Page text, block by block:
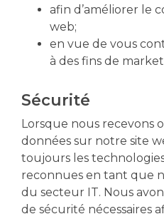
afin d’améliorer le
web;
en vue de vous
à des fins de
Sécurité
Lorsque nous recevons
données sur notre site
toujours les
reconnues en tant que
du secteur IT. Nous
de sécurité nécessaires